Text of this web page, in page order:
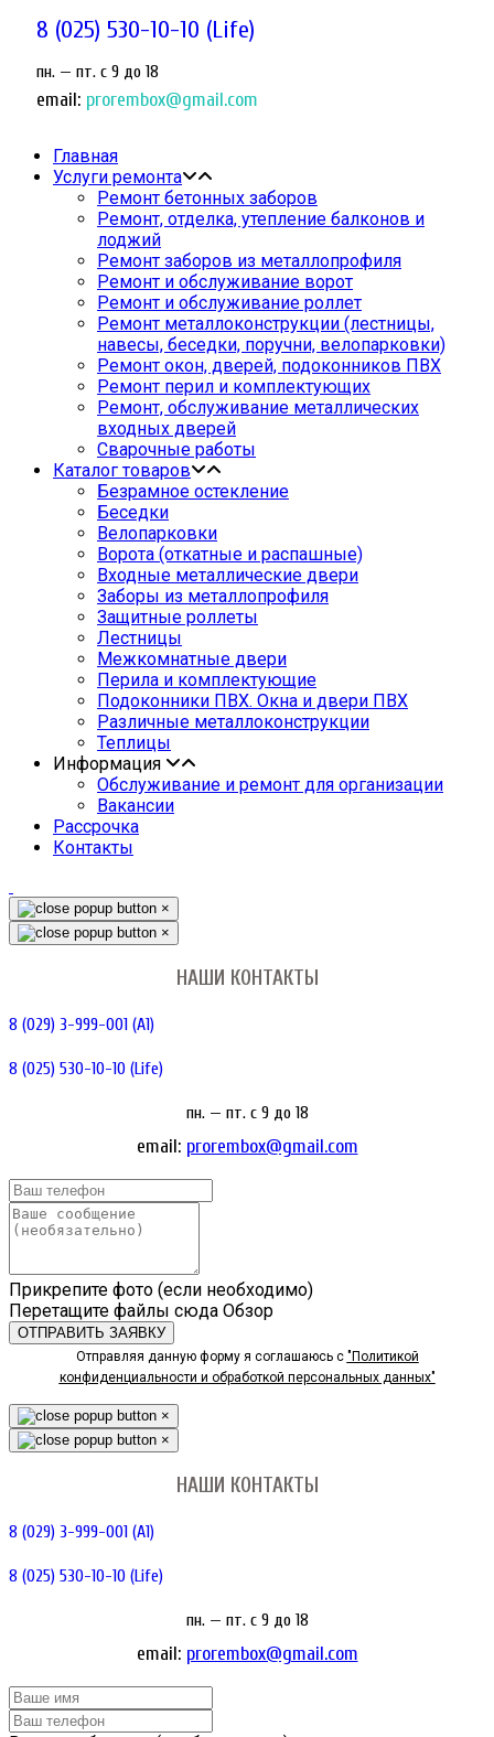
8 (025) 530-10-10 (Life)
пн. — пт. c 9 до 18
email: prorembox@gmail.com
Главная
Услуги ремонта
Ремонт бетонных заборов
Ремонт, отделка, утепление балконов и
лоджий
Ремонт заборов из металлопрофиля
Ремонт и обслуживание ворот
Ремонт и обслуживание роллет
Ремонт металлоконструкции (лестницы,
навесы, беседки, поручни, велопарковки)
Ремонт окон, дверей, подоконников ПВХ
Ремонт перил и комплектующих
Ремонт, обслуживание металлических
входных дверей
Сварочные работы
Каталог товаров
Безрамное остекление
Беседки
Велопарковки
Ворота (откатные и распашные)
Входные металлические двери
Заборы из металлопрофиля
Защитные роллеты
Лестницы
Межкомнатные двери
Перила и комплектующие
Подоконники ПВХ. Окна и двери ПВХ
Различные металлоконструкции
Теплицы
Информация
Обслуживание и ремонт для организации
Вакансии
Рассрочка
Контакты
×
×
НАШИ КОНТАКТЫ
8 (029) 3-999-001 (A1)
8 (025) 530-10-10 (Life)
пн. — пт. c 9 до 18
email: prorembox@gmail.com
Прикрепите фото (если необходимо)
Перетащите файлы сюда Обзор
ОТПРАВИТЬ ЗАЯВКУ
Отправляя данную форму я соглашаюсь с "Политикой
конфиденциальности и обработкой персональных данных"
×
×
НАШИ КОНТАКТЫ
8 (029) 3-999-001 (A1)
8 (025) 530-10-10 (Life)
пн. — пт. c 9 до 18
email: prorembox@gmail.com